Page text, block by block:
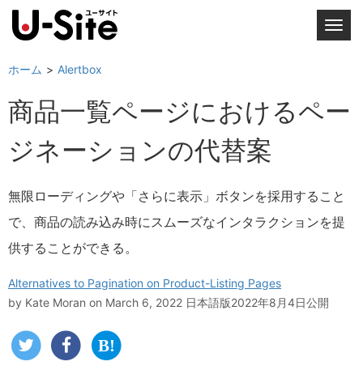
T
l
i
g
ホーム Alertbox
商品一覧ページにおけるペー
ジネーションの代替案
無限ローディングや「さらに表示」ボタンを採用すること
で、商品の読み込み時にスムーズなインタラクションを提
供することができる。
Alternatives to Pagination on Product-Listing Pages
by Kate Moran on March 6, 2022 日本語版2022年8月4日公開